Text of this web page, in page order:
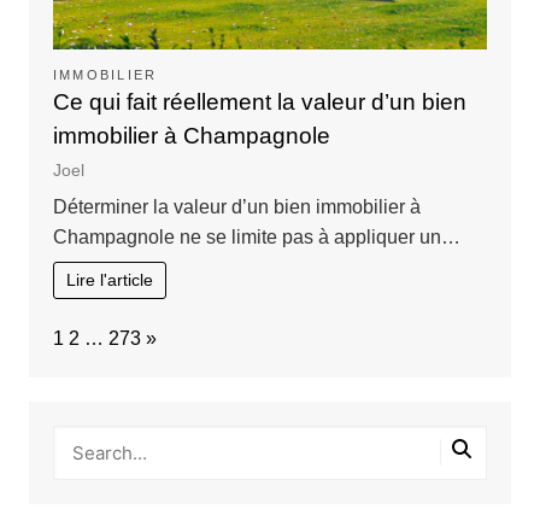
IMMOBILIER
Ce qui fait réellement la valeur d’un bien
immobilier à Champagnole
Joel
Déterminer la valeur d’un bien immobilier à
Champagnole ne se limite pas à appliquer un…
Lire l'article
Page:
1 2 … 273 Next
»